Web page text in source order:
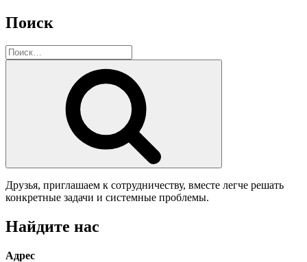
Поиск
Искать:
Друзья, приглашаем к сотрудничеству, вместе легче решать
конкретные задачи и системные проблемы.
Найдите нас
Адрес